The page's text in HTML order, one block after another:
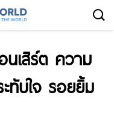
นเสิร์ต ความ
ทับใจ รอยยิ้ม